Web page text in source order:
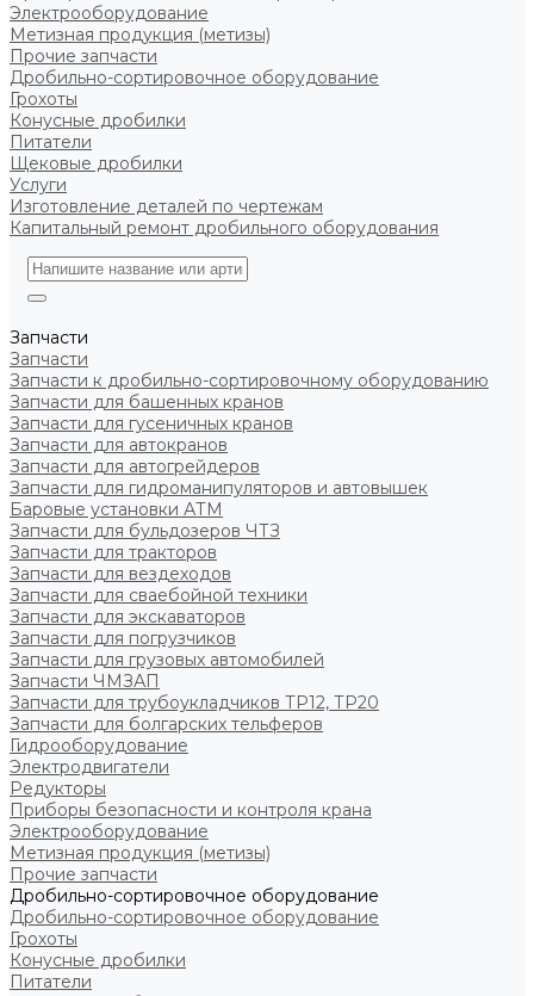
Электрооборудование
Метизная продукция (метизы)
Прочие запчасти
Дробильно-сортировочное оборудование
Грохоты
Конусные дробилки
Питатели
Щековые дробилки
Услуги
Изготовление деталей по чертежам
Капитальный ремонт дробильного оборудования
Запчасти
Запчасти
Запчасти к дробильно-сортировочному оборудованию
Запчасти для башенных кранов
Запчасти для гусеничных кранов
Запчасти для автокранов
Запчасти для автогрейдеров
Запчасти для гидроманипуляторов и автовышек
Баровые установки АТМ
Запчасти для бульдозеров ЧТЗ
Запчасти для тракторов
Запчасти для вездеходов
Запчасти для сваебойной техники
Запчасти для экскаваторов
Запчасти для погрузчиков
Запчасти для грузовых автомобилей
Запчасти ЧМЗАП
Запчасти для трубоукладчиков ТР12, ТР20
Запчасти для болгарских тельферов
Гидрооборудование
Электродвигатели
Редукторы
Приборы безопасности и контроля крана
Электрооборудование
Метизная продукция (метизы)
Прочие запчасти
Дробильно-сортировочное оборудование
Дробильно-сортировочное оборудование
Грохоты
Конусные дробилки
Питатели